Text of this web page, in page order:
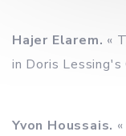
Hajer Elarem. «
in Doris Lessing's
Yvon Houssais.